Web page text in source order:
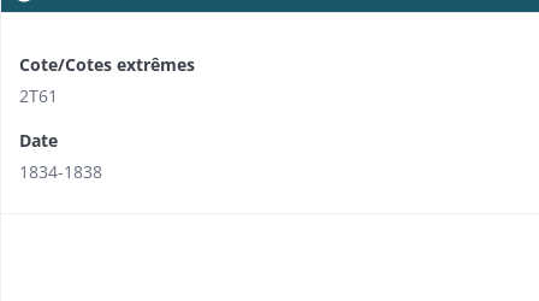
Cote/Cotes extrêmes
2T61
Date
1834-1838